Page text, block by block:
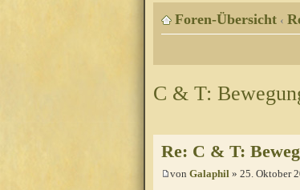
Foren-Übersicht ‹
C & T:
Re: C & T:
von Galaphil » 25. Oktober